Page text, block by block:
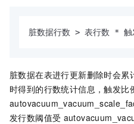
脏数据行数 > 表行数 * 触
脏数据在表进行更新删除时会
时得到的行数统计信息，触发比
发行数阈值受